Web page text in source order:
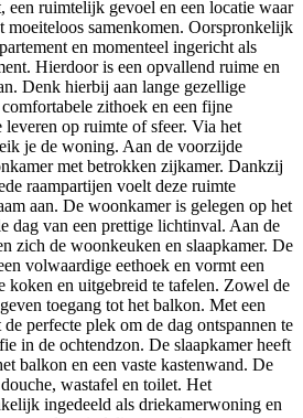
een ruimtelijk gevoel en een locatie waar
moeiteloos samenkomen. Oorspronkelijk
en momenteel ingericht als
Hierdoor is een opvallend ruime en
Denk hierbij aan lange gezellige
zithoek en een fijne
op ruimte of sfeer. Via het
je de woning. Aan de voorzijde
met betrokken zijkamer. Dankzij
raampartijen voelt deze ruimte
aan. De woonkamer is gelegen op het
dag van een prettige lichtinval. Aan de
zich de woonkeuken en slaapkamer. De
volwaardige eethoek en vormt een
koken en uitgebreid te tafelen. Zowel de
toegang tot het balkon. Met een
perfecte plek om de dag ontspannen te
in de ochtendzon. De slaapkamer heeft
balkon en een vaste kastenwand. De
wastafel en toilet. Het
ingedeeld als driekamerwoning en